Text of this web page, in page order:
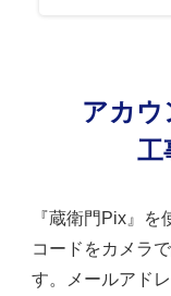
アカウ
工
『蔵衛門Pix』
コードをカメラ
す。メールアド